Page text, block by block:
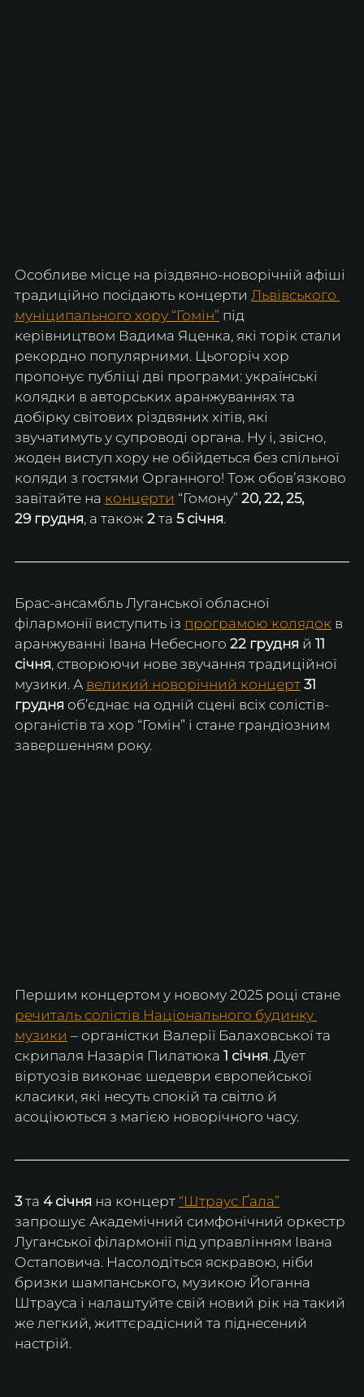
Особливе місце на різдвяно-новорічній афіші
традиційно посідають концерти Львівського
муніципального хору “Гомін” під
керівництвом Вадима Яценка, які торік стали
рекордно популярними. Цьогоріч хор
пропонує публіці дві програми: українські
колядки в авторських аранжуваннях та
добірку світових різдвяних хітів, які
звучатимуть у супроводі органа. Ну і, звісно,
жоден виступ хору не обійдеться без спільної
коляди з гостями Органного! Тож обовʼязково
завітайте на концерти “Гомону” 20, 22, 25,
29 грудня, а також 2 та 5 січня.
Брас-ансамбль Луганської обласної
філармонії виступить із програмою колядок в
аранжуванні Івана Небесного 22 грудня й 11
січня, створюючи нове звучання традиційної
музики. А великий новорічний концерт 31
грудня об’єднає на одній сцені всіх солістів-
органістів та хор “Гомін” і стане грандіозним
завершенням року.
Першим концертом у новому 2025 році стане
речиталь солістів Національного будинку
музики – органістки Валерії Балаховської та
скрипаля Назарія Пилатюка 1 січня. Дует
віртуозів виконає шедеври європейської
класики, які несуть спокій та світло й
асоціюються з магією новорічного часу.
3 та 4 січня на концерт “Штраус Ґала”
запрошує Академічний симфонічний оркестр
Луганської філармонії під управлінням Івана
Остаповича. Насолодіться яскравою, ніби
бризки шампанського, музикою Йоганна
Штрауса і налаштуйте свій новий рік на такий
же легкий, життєрадісний та піднесений
настрій.